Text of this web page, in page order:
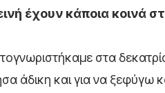
έχουν κάποια κοινά
στα
άδικη και για να ξεφύγω